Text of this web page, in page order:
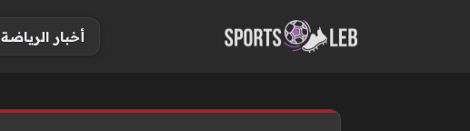
أخبار الرياضة